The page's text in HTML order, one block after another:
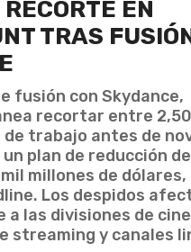
EN
TRAS
fusión con Skydance,
recortar entre
trabajo antes de
plan de reducción
millones de
Los despidos
a las divisiones de
streaming y canales